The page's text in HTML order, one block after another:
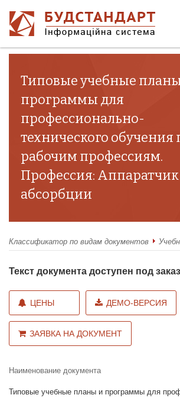
Типовые учебные
программы для
профессионально-
технического обучения
рабочим профессиям.
Профессия: Аппаратчик
абсорбции
Классификатор по видам документов
Текст документа доступен под
ЦЕНЫ ДЕМО-ВЕРСИЯ
ЗАЯВКА НА ДОКУМЕНТ
Наименование документа
Типовые учебные планы и программы для